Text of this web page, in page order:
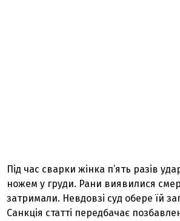
Під час сварки жінка п’ять разів
ножем у груди. Рани виявилися
затримали. Невдовзі суд обере їй
Санкція статті передбачає